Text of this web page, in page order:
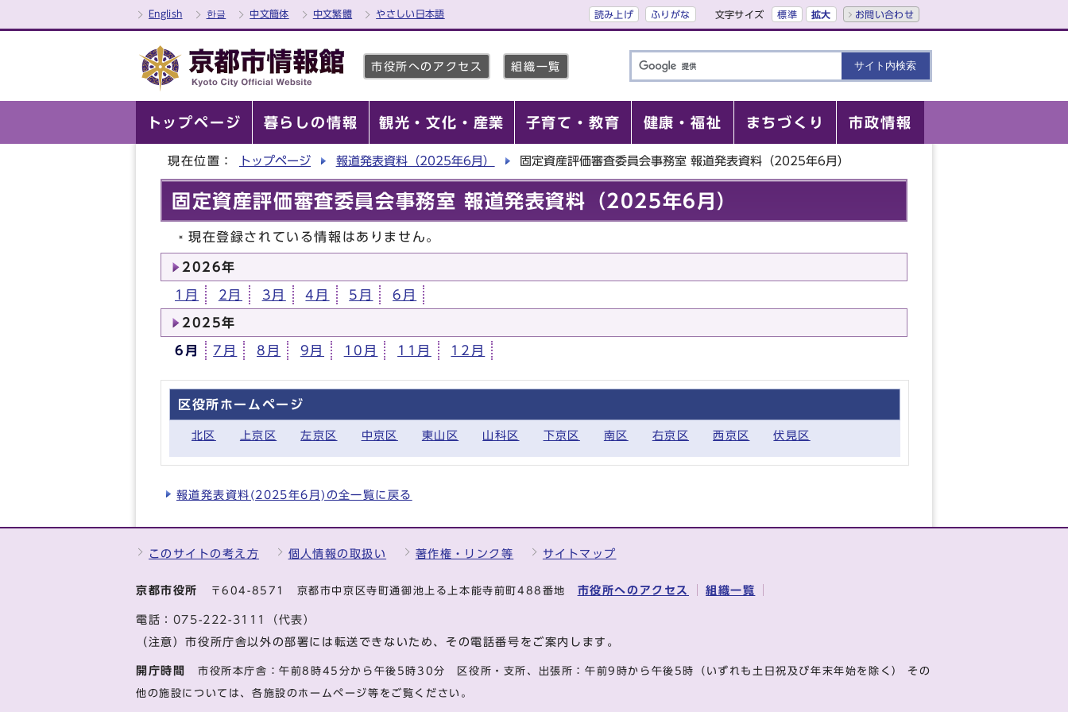
English 한글 中文簡体 中文繁體 やさしい日本語 読み上げ ふりがな 文字サイズ 標準 拡大 お問い合わせ
市役所へのアクセス 組織一覧
トップページ 暮らしの情報 観光・文化・産業 子育て・教育 健康・福祉 まちづくり 市政情報
現在位置： トップページ 報道発表資料（2025年6月） 固定資産評価審査委員会事務室 報道発表資料（2025年6月）
固定資産評価審査委員会事務室 報道発表資料（2025年6月）
現在登録されている情報はありません。
2026年
1月 2月 3月 4月 5月 6月
2025年
6月 7月 8月 9月 10月 11月 12月
区役所ホームページ
北区 上京区 左京区 中京区 東山区 山科区 下京区 南区 右京区 西京区 伏見区
報道発表資料(2025年6月)の全一覧に戻る
このサイトの考え方 個人情報の取扱い 著作権・リンク等 サイトマップ
京都市役所 〒604-8571 京都市中京区寺町通御池上る上本能寺前町488番地 市役所へのアクセス 組織一覧
電話： 075-222-3111（代表）
（注意）市役所庁舎以外の部署には転送できないため、その電話番号をご案内します。
開庁時間 市役所本庁舎：午前8時45分から午後5時30分 区役所・支所、出張所：午前9時から午後5時 （いずれも土日祝及び年末年始を除く） その
他の施設については、各施設のホームページ等をご覧ください。